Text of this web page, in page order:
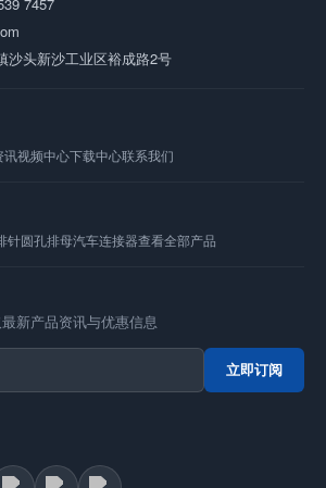
7457
沙头新沙工业区裕成路2号
讯视频中心下载中心联系我们
针圆孔排母汽车连接器查看全部产品
新产品资讯与优惠信息
立即订阅